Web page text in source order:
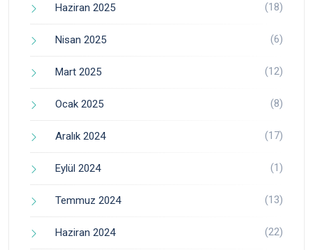
Haziran 2025 (18)
Nisan 2025 (6)
Mart 2025 (12)
Ocak 2025 (8)
Aralık 2024 (17)
Eylül 2024 (1)
Temmuz 2024 (13)
Haziran 2024 (22)